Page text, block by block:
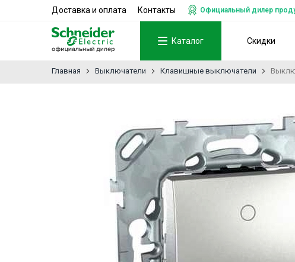
Доставка и оплата Контакты Официальный дилер
Каталог Скидки
Главная Выключатели Клавишные выключатели